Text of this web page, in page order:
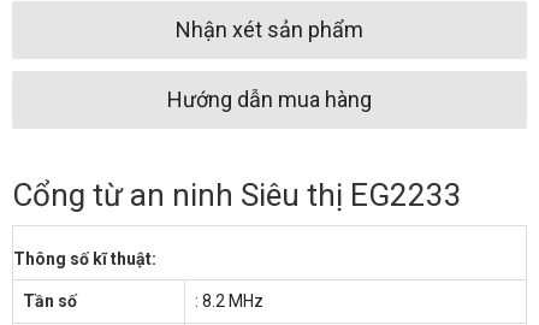
Nhận xét sản phẩm
Hướng dẫn mua hàng
Cổng từ an ninh Siêu thị EG2233
Thông số kĩ thuật:
Tần số : 8.2 MHz